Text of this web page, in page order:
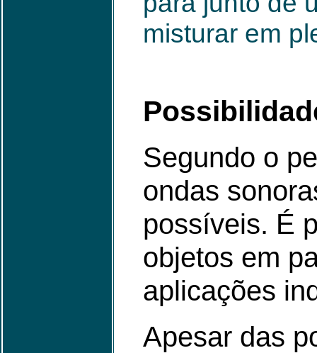
misturar em
Segundo o
ondas
possíveis. É
objetos em
aplicações
Apesar das